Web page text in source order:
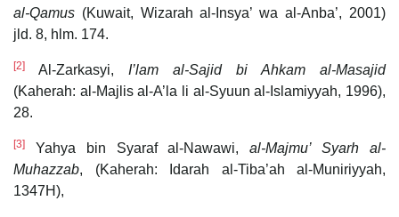
al-Qamus (Kuwait, Wizarah al-Insya’ wa al-Anba’, 2001)
jld. 8, hlm. 174.
[2] Al-Zarkasyi, I’lam al-Sajid bi Ahkam al-Masajid
(Kaherah: al-Majlis al-A’la li al-Syuun al-Islamiyyah, 1996),
28.
[3] Yahya bin Syaraf al-Nawawi,al-Majmu’ Syarh al-
Muhazzab, (Kaherah: Idarah al-Tiba’ah al-Muniriyyah,
1347H),